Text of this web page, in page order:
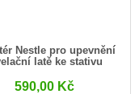
Nestle pro upevnění
latě ke stativu
590,00 Kč